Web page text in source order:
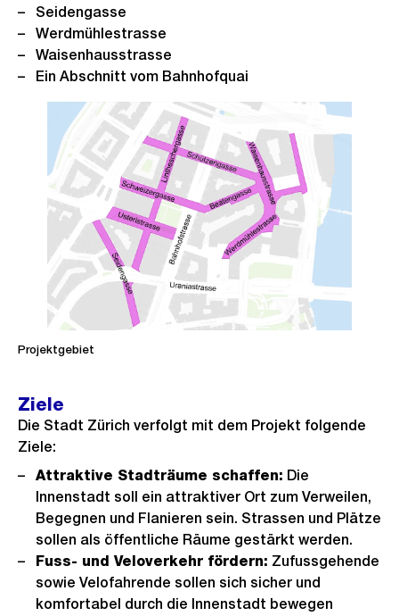
Seidengasse
Werdmühlestrasse
Waisenhausstrasse
Ein Abschnitt vom Bahnhofquai
Projektgebiet
Ziele
Die Stadt Zürich verfolgt mit dem Projekt folgende
Ziele:
Attraktive Stadträume schaffen: Die
Innenstadt soll ein attraktiver Ort zum Verweilen,
Begegnen und Flanieren sein. Strassen und Plätze
sollen als öffentliche Räume gestärkt werden.
Fuss- und Veloverkehr fördern: Zufussgehende
sowie Velofahrende sollen sich sicher und
komfortabel durch die Innenstadt bewegen